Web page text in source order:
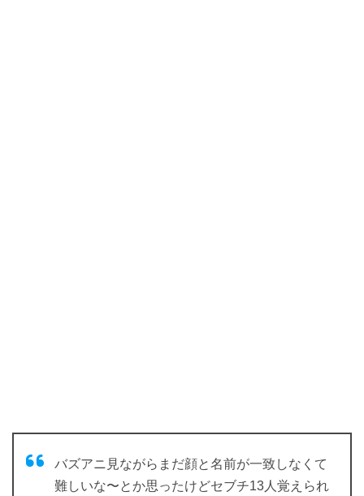
バズアニ見ながらまだ顔と名前が一致しなくて
難しいな〜とか思ったけどセブチ13人覚えられ